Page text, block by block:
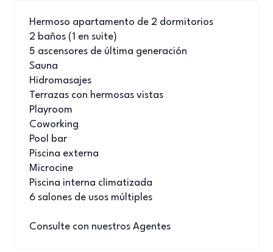
Hermoso apartamento de 2 dormitorios
2 baños (1 en suite)
5 ascensores de última generación
Sauna
Hidromasajes
Terrazas con hermosas vistas
Playroom
Coworking
Pool bar
Piscina externa
Microcine
Piscina interna climatizada
6 salones de usos múltiples
Consulte con nuestros Agentes